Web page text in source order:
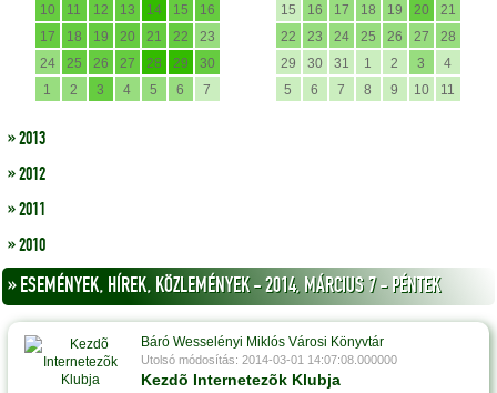
10
11 12 13 14 15
16
17
18 19 20 21 22
23
24
25 26 27 28 29
30
1
2 3 4 5 6 7
15
16 17 18 19 20
21
22
23 24 25 26 27
28
29
30 31 1 2 3
4
5
6 7 8 9 10 11
» 2013
» 2012
» 2011
» 2010
» ESEMÉNYEK, HÍREK, KÖZLEMÉNYEK - 2014, MÁRCIUS 7 - PÉNTEK
Báró Wesselényi Miklós Városi Könyvtár
Utolsó módosítás: 2014-03-01 14:07:08.000000
Kezdõ Internetezõk Klubja